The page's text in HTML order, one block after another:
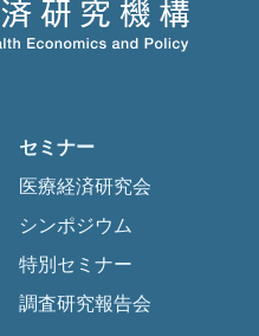
セミナー
医療経済研究会
シンポジウム
特別セミナー
調査研究報告会